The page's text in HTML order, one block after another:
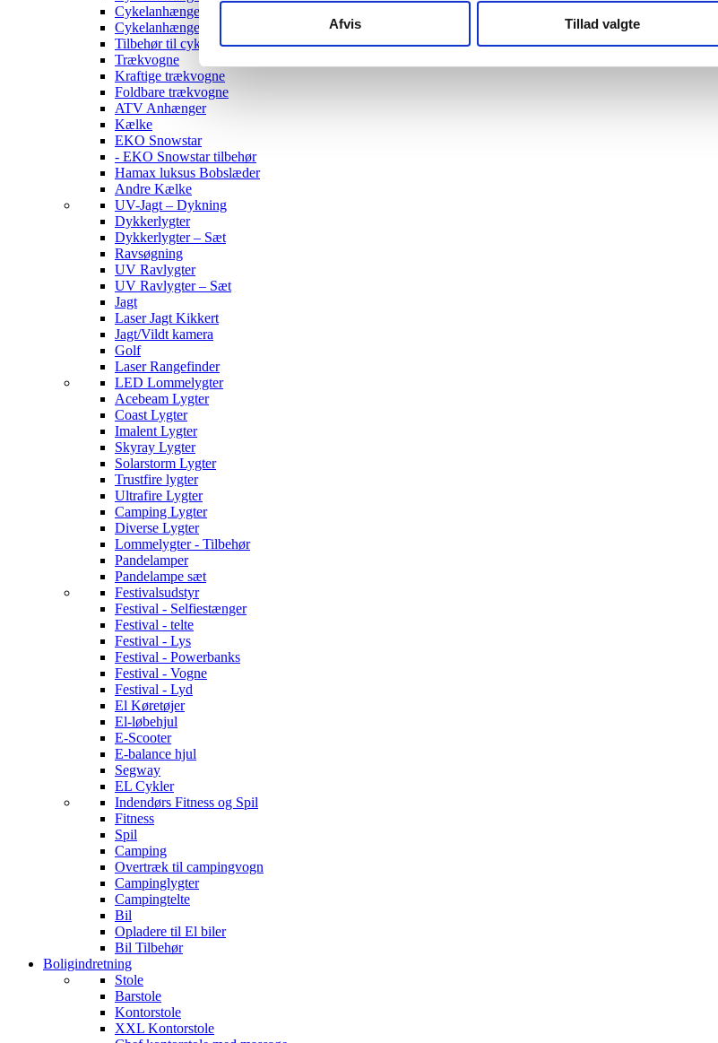
Afvis Tillad valgte
Cykelanhænger til hunde
Cykelanhænger Cargo
Tilbehør til cykelanhængere
Trækvogne
Kraftige trækvogne
Foldbare trækvogne
ATV Anhænger
Kælke
EKO Snowstar
- EKO Snowstar tilbehør
Hamax luksus Bobslæder
Andre Kælke
UV-Jagt – Dykning
Dykkerlygter
Dykkerlygter – Sæt
Ravsøgning
UV Ravlygter
UV Ravlygter – Sæt
Jagt
Laser Jagt Kikkert
Jagt/Vildt kamera
Golf
Laser Rangefinder
LED Lommelygter
Acebeam Lygter
Coast Lygter
Imalent Lygter
Skyray Lygter
Solarstorm Lygter
Trustfire lygter
Ultrafire Lygter
Camping Lygter
Diverse Lygter
Lommelygter - Tilbehør
Pandelamper
Pandelampe sæt
Festivalsudstyr
Festival - Selfiestænger
Festival - telte
Festival - Lys
Festival - Powerbanks
Festival - Vogne
Festival - Lyd
El Køretøjer
El-løbehjul
E-Scooter
E-balance hjul
Segway
EL Cykler
Indendørs Fitness og Spil
Fitness
Spil
Camping
Overtræk til campingvogn
Campinglygter
Campingtelte
Bil
Opladere til El biler
Bil Tilbehør
Boligindretning
Stole
Barstole
Kontorstole
XXL Kontorstole